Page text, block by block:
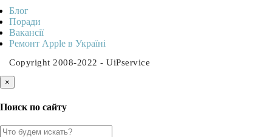
Блог
Поради
Вакансії
Ремонт Apple в Україні
Copyright 2008-2022 - UiPservice
×
Поиск по сайту